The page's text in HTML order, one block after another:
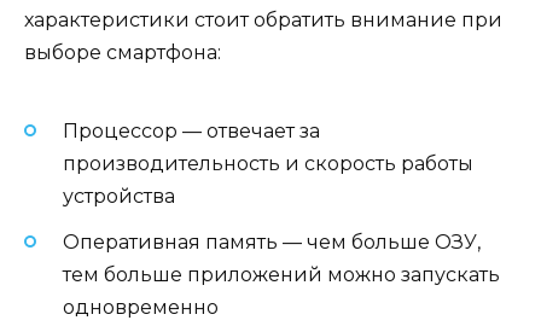
характеристики стоит обратить внимание при
выборе смартфона:
Процессор — отвечает за
производительность и скорость работы
устройства
Оперативная память — чем больше ОЗУ,
тем больше приложений можно запускать
одновременно